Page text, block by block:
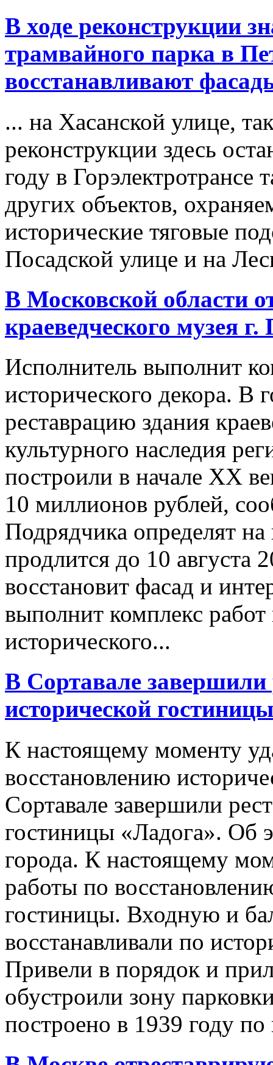
В ходе реконструкции
трамвайного парка в
восстанавливают
... на Хасанской улице,
реконструкции здесь
году в Горэлектротрансе
других объектов,
исторические тяговые
Посадской улице и на
В Московской области
краеведческого музея
Исполнитель выполнит
исторического декора. В
реставрацию здания
культурного наследия
построили в начале XX
10 миллионов рублей,
Подрядчика определят
продлится до 10 августа
восстановит фасад и
выполнит комплекс
исторического...
В Сортавале
исторической
К настоящему моменту
восстановлению
Сортавале завершили
гостиницы «Ладога». Об
города. К настоящему
работы по
гостиницы. Входную и
восстанавливали по
Привели в порядок и
обустроили зону
построено в 1939 году по